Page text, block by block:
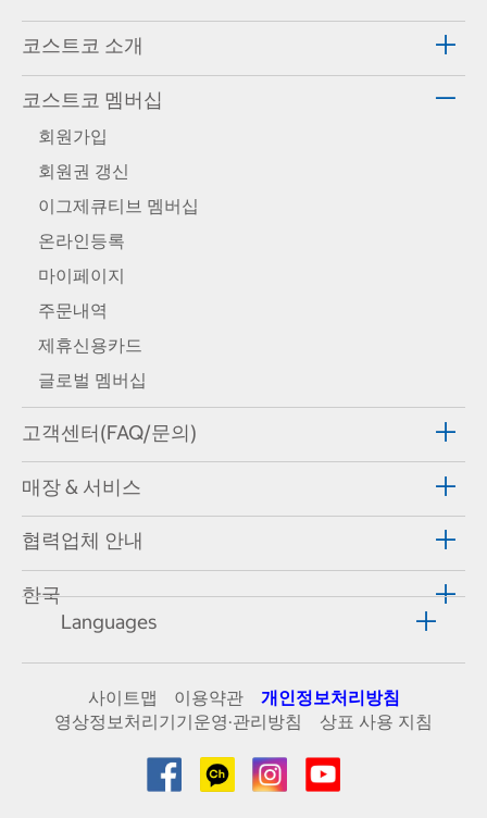
코스트코 소개
코스트코 멤버십
회원가입
회원권 갱신
이그제큐티브 멤버십
온라인등록
마이페이지
주문내역
제휴신용카드
글로벌 멤버십
고객센터(FAQ/문의)
매장 & 서비스
협력업체 안내
한국
Languages
사이트맵 이용약관
개인정보처리방침
영상정보처리기기운영·관리방침
상표 사용 지침